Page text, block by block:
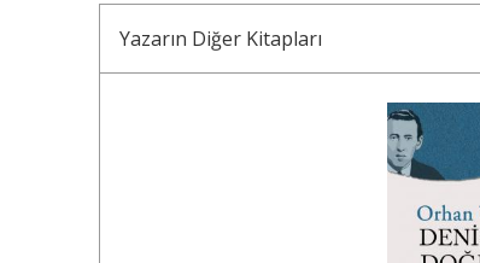
Yazarın Diğer Kitapları